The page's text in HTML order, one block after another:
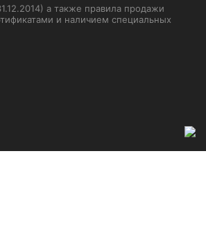
а также правила продажи
и наличием специальных